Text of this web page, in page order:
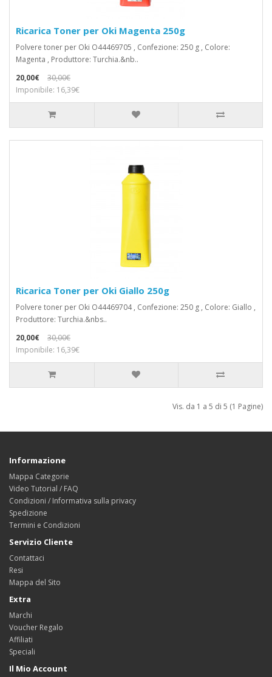
Ricarica Toner per Oki Magenta 250g
Polvere toner per Oki O44469705 , Confezione: 250 g , Colore:
Magenta , Produttore: Turchia.&nb..
20,00€
30,00€
Imponibile: 16,39€
Ricarica Toner per Oki Giallo 250g
Polvere toner per Oki O44469704 , Confezione: 250 g , Colore: Giallo ,
Produttore: Turchia.&nbs..
20,00€
30,00€
Imponibile: 16,39€
Vis. da 1 a 5 di 5 (1 Pagine)
Informazione
Mappa Categorie
Video Tutorial / FAQ
Condizioni / Informativa sulla privacy
Spedizione
Termini e Condizioni
Servizio Cliente
Contattaci
Resi
Mappa del Sito
Extra
Marchi
Voucher Regalo
Affiliati
Speciali
Il Mio Account